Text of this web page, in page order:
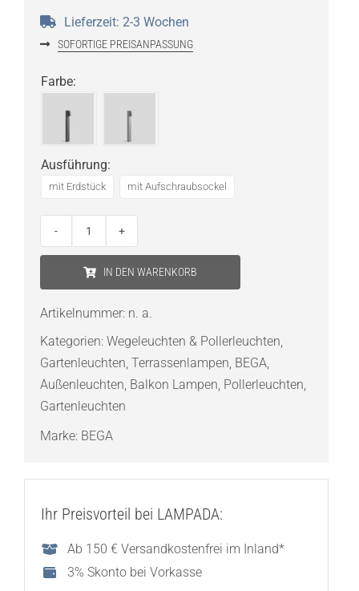
Lieferzeit: 2-3 Wochen
SOFORTIGE PREISANPASSUNG
Farbe:
Ausführung:
mit Erdstück mit Aufschraubsockel
nach
unten
gerichtetem
Licht
Menge
IN DEN WARENKORB
Artikelnummer: n. a.
Kategorien: Wegeleuchten & Pollerleuchten,
Gartenleuchten, Terrassenlampen, BEGA,
Außenleuchten, Balkon Lampen, Pollerleuchten,
Gartenleuchten
Marke: BEGA
Ihr Preisvorteil bei LAMPADA:
Ab 150 € Versandkostenfrei im Inland*
3% Skonto bei Vorkasse